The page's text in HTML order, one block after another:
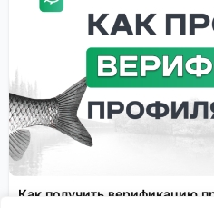
Как получить верификацию